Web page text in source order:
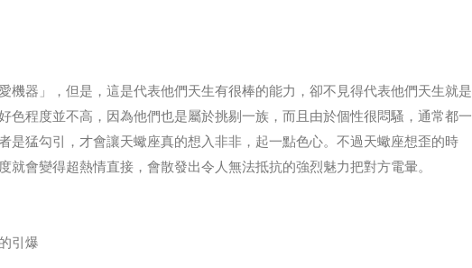
機器」，但是，這是代表他們天生有很棒的能力，卻不見得代表他們天生就是
色程度並不高，因為他們也是屬於挑剔一族，而且由於個性很悶騷，通常都一
是猛勾引，才會讓天蠍座真的想入非非，起一點色心。不過天蠍座想歪的時
就會變得超熱情直接，會散發出令人無法抵抗的強烈魅力把對方電暈。
引爆